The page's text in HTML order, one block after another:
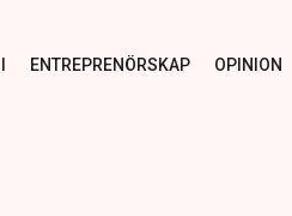
ENTREPRENÖRSKAP OPINION